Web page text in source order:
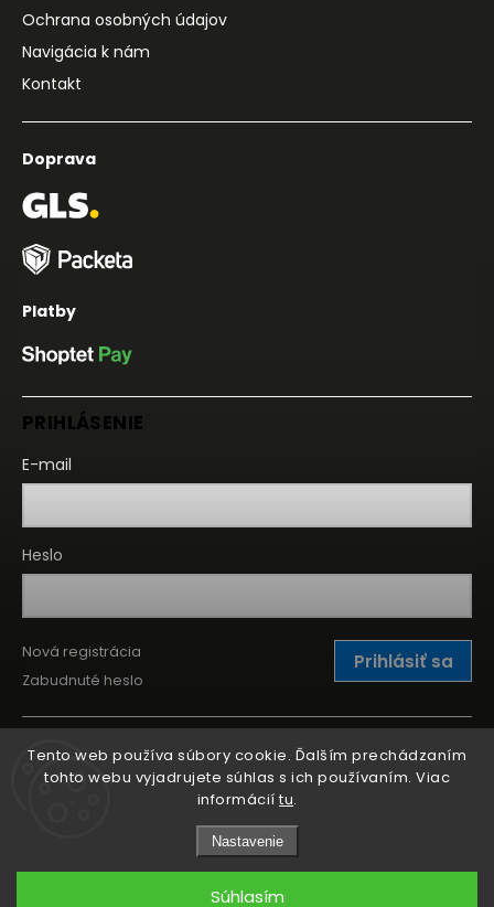
Tento web používa súbory cookie. Ďalším prechádzaním
tohto webu vyjadrujete súhlas s ich používaním. Viac
informácií tu.
Nastavenie
Súhlasím
Ochrana osobných údajov
Navigácia k nám
Kontakt
Doprava
Platby
PRIHLÁSENIE
E-mail
Heslo
Prihlásiť sa
Nová registrácia
Zabudnuté heslo